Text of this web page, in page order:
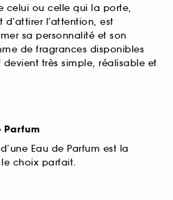
celui ou celle qui la porte,
d’attirer l’attention, est
sa personnalité et son
de fragrances disponibles
très simple, réalisable et
Parfum
Eau de Parfum est la
choix parfait.